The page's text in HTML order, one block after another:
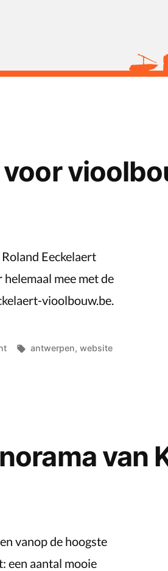
Eeckelaert
mee met de
vioolbouw.be.
Tags:
antwerpen, website
van
vanop de hoogste
een aantal mooie